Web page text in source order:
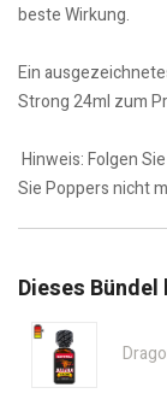
beste Wirkung.
Ein
Strong 24ml zum
Hinweis: Folgen
Sie Poppers nicht
Dieses